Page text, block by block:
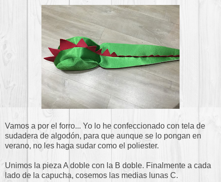
Vamos a por el forro... Yo lo he confeccionado con tela de
sudadera de algodón, para que aunque se lo pongan en
verano, no les haga sudar como el poliester.
Unimos la pieza A doble con la B doble. Finalmente a cada
lado de la capucha, cosemos las medias lunas C.